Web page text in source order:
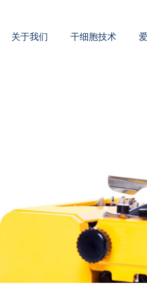
关于我们 干细胞技术